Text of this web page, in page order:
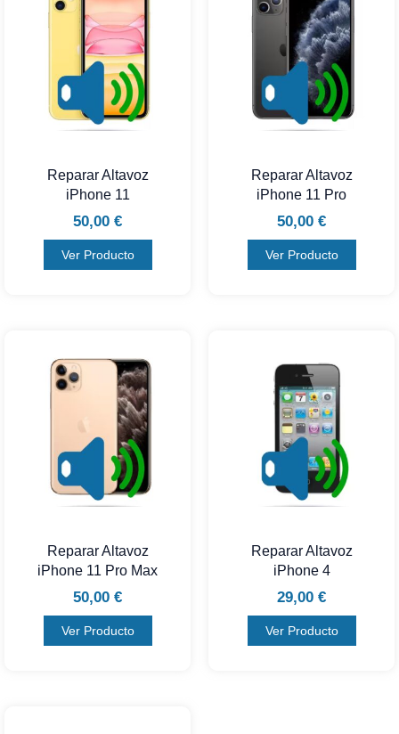
Reparar Altavoz
iPhone 11
50,00 €
Ver Producto
Reparar Altavoz
iPhone 11 Pro
50,00 €
Ver Producto
Reparar Altavoz
iPhone 11 Pro Max
50,00 €
Ver Producto
Reparar Altavoz
iPhone 4
29,00 €
Ver Producto